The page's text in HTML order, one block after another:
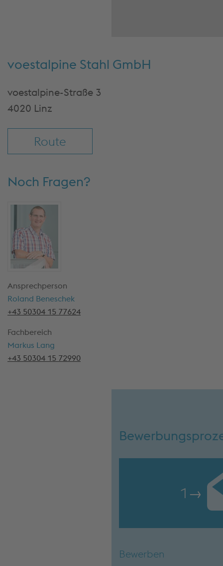
voestalpine Stahl GmbH
voestalpine-Straße 3
4020 Linz
Route
Noch Fragen?
Ansprechperson
Roland Beneschek
+43 50304 15 77624
Fachbereich
Markus Lang
+43 50304 15 72990
1 →
Bewerben